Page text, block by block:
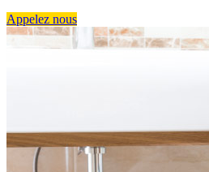
Appelez nous